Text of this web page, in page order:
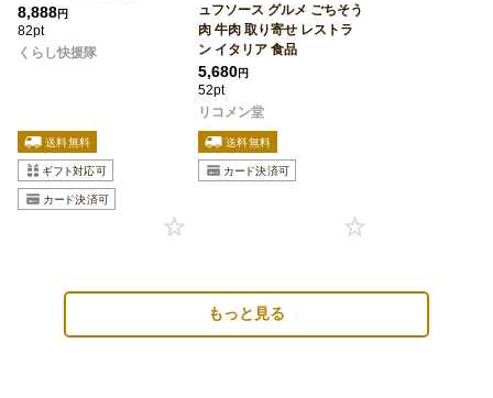
8,888円
82pt
くらし快援隊
ュフソース グルメ ごちそう
肉 牛肉 取り寄せ レストラ
ン イタリア 食品
5,680円
52pt
リコメン堂
もっと見る